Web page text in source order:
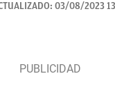
03/08/2023